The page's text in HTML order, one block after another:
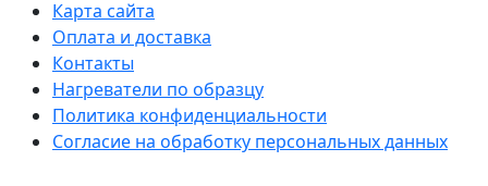
Карта сайта
Оплата и доставка
Контакты
Нагреватели по образцу
Политика конфиденциальности
Согласие на обработку персональных данных